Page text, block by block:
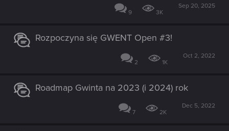
9 3K
Sep 20, 2025
Rozpoczyna się GWENT Open #3!
2 1K
Oct 2, 2022
Roadmap Gwinta na 2023 (i 2024) rok
7 2K
Dec 5, 2022